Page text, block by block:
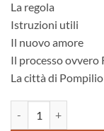
La regola
Istruzioni utili
Il nuovo amore
Il processo ovvero
La città di